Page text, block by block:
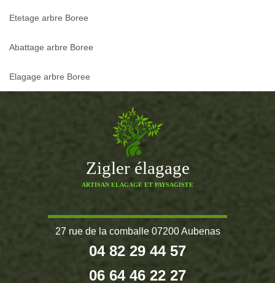
Etetage arbre Boree
Abattage arbre Boree
Elagage arbre Boree
Zigler élagage
ARTISAN ELAGAGE ET PAYSAGISTE
27 rue de la comballe 07200 Aubenas
04 82 29 44 57
06 64 46 22 27